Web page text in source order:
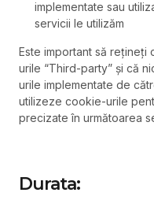
implementate sau
servicii le utilizăm
Este important să rețineți
urile “Third-party” și că
urile implementate de
utilizeze cookie-urile
precizate în următoarea
Durata: